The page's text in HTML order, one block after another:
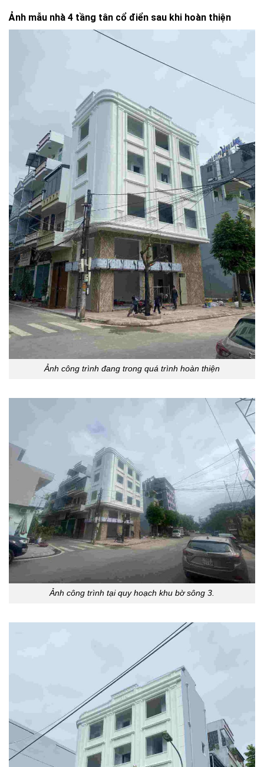
Ảnh mẫu nhà 4 tầng tân cổ điển sau khi hoàn thiện
Ảnh công trình đang trong quá trình hoàn thiện
Ảnh công trình tại quy hoạch khu bờ sông 3.